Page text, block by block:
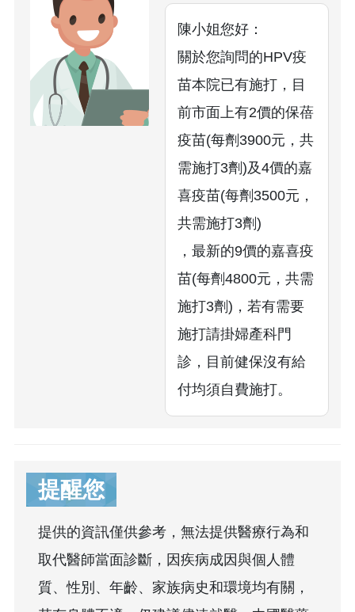
陳小姐您好：
關於您詢問的HPV疫
苗本院已有施打，目
前市面上有2價的保蓓
疫苗(每劑3900元，共
需施打3劑)及4價的嘉
喜疫苗(每劑3500元，
共需施打3劑)
，最新的9價的嘉喜疫
苗(每劑4800元，共需
施打3劑)，若有需要
施打請掛婦產科門
診，目前健保沒有給
付均須自費施打。
提醒您
提供的資訊僅供參考，無法提供醫療行為和
取代醫師當面診斷，因疾病成因與個人體
質、性別、年齡、家族病史和環境均有關，